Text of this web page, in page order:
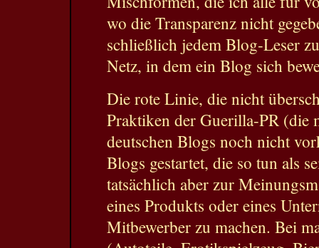
wo die Transparenz nicht
schließlich jedem Blog-Leser
Netz, in dem ein Blog sich
Die rote Linie, die nicht
Praktiken der Guerilla-PR (die
deutschen Blogs noch nicht
Blogs gestartet, die so tun als
tatsächlich aber zur
eines Produkts oder eines
Mitbewerber zu machen. Bei